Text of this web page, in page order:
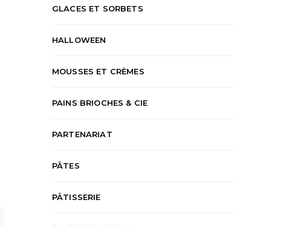
GLACES ET SORBETS
HALLOWEEN
MOUSSES ET CRÈMES
PAINS BRIOCHES & CIE
PARTENARIAT
PÂTES
PÂTISSERIE